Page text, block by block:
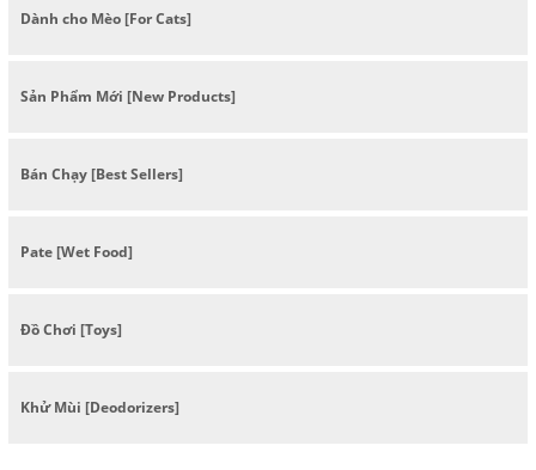
Dành cho Mèo [For Cats]
Sản Phẩm Mới [New Products]
Bán Chạy [Best Sellers]
Pate [Wet Food]
Đồ Chơi [Toys]
Khử Mùi [Deodorizers]